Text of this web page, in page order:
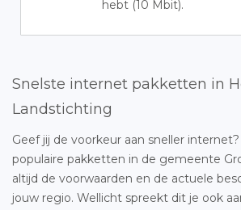
hebt (10 Mbit).
Snelste internet pakketten in
Landstichting
Geef jij de voorkeur aan sneller
populaire pakketten in de gemeente
altijd de voorwaarden en de actuele
jouw regio. Wellicht spreekt dit je ook